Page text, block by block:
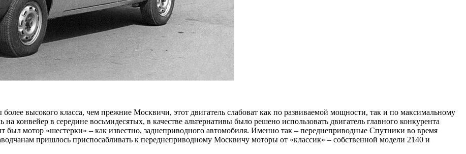
высокого класса, чем прежние Москвичи, этот двигатель слабоват как по развиваемой мощности, так и по максимальному
конвейер в середине восьмидесятых, в качестве альтернативы было решено использовать двигатель главного конкурента
мотор «шестерки» – как известно, заднеприводного автомобиля. Именно так – переднеприводные Спутники во время
пришлось приспосабливать к переднеприводному Москвичу моторы от «классик» – собственной модели 2140 и